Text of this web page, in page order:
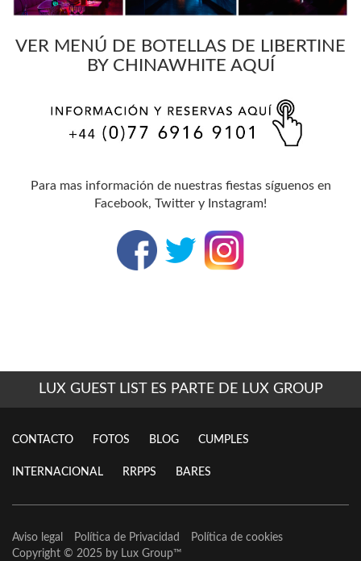
VER MENÚ DE BOTELLAS DE LIBERTINE
BY CHINAWHITE AQUÍ
Para mas información de nuestras fiestas síguenos en
Facebook, Twitter y Instagram!
LUX GUEST LIST ES PARTE DE LUX GROUP
CONTACTO FOTOS BLOG CUMPLES
INTERNACIONAL RRPPS BARES
Aviso legal Política de Privacidad
Política de cookies
Copyright © 2025 by Lux Group™